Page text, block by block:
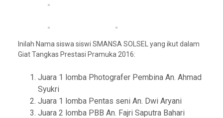
Inilah Nama siswa siswi SMANSA SOLSEL yang ikut dalam
Giat Tangkas Prestasi Pramuka 2016:
Juara 1 lomba Photografer Pembina An. Ahmad
Syukri
Juara 1 lomba Pentas seni An. Dwi Aryani
Juara 2 lomba PBB An. Fajri Saputra Bahari